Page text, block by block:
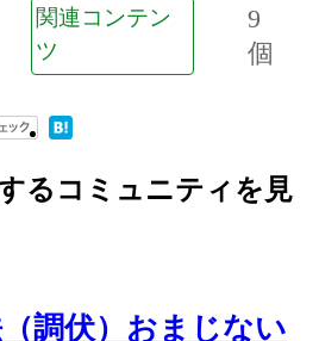
関連コンテン
ツ
9
個
るコミュニティを見
調伏）おまじない